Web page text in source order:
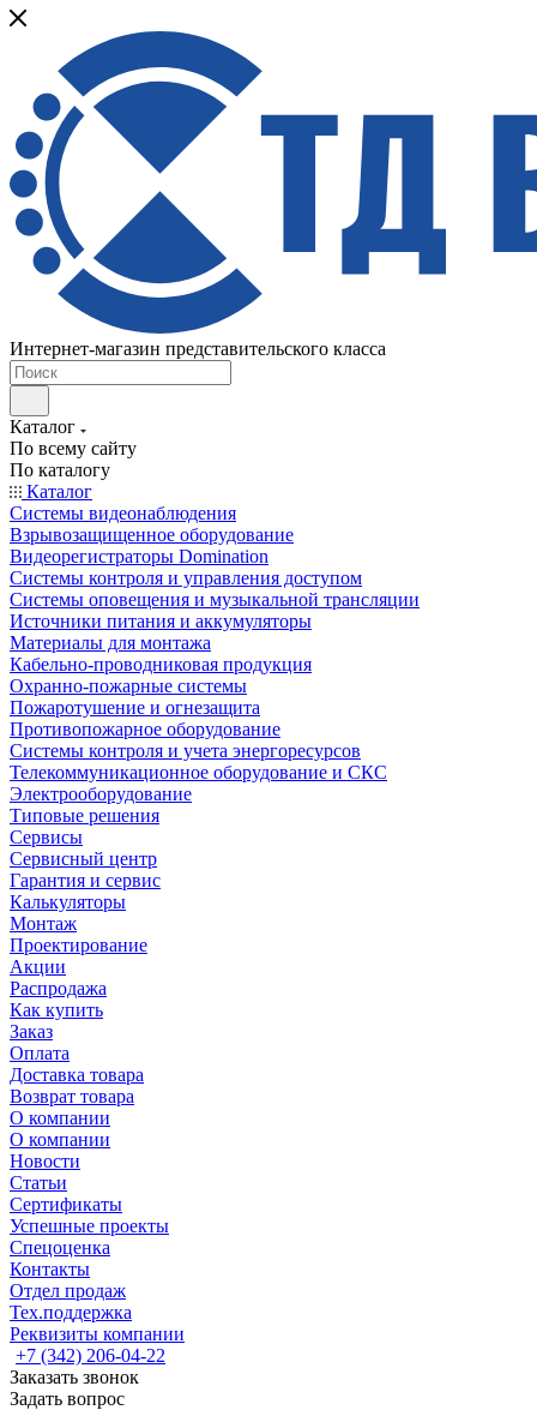
Интернет-магазин представительского класса
Каталог
По всему сайту
По каталогу
Каталог
Системы видеонаблюдения
Взрывозащищенное оборудование
Видеорегистраторы Domination
Системы контроля и управления доступом
Системы оповещения и музыкальной трансляции
Источники питания и аккумуляторы
Материалы для монтажа
Кабельно-проводниковая продукция
Охранно-пожарные системы
Пожаротушение и огнезащита
Противопожарное оборудование
Системы контроля и учета энергоресурсов
Телекоммуникационное оборудование и СКС
Электрооборудование
Типовые решения
Сервисы
Сервисный центр
Гарантия и сервис
Калькуляторы
Монтаж
Проектирование
Акции
Распродажа
Как купить
Заказ
Оплата
Доставка товара
Возврат товара
О компании
О компании
Новости
Статьи
Сертификаты
Успешные проекты
Спецоценка
Контакты
Отдел продаж
Тех.поддержка
Реквизиты компании
+7 (342) 206-04-22
Заказать звонок
Задать вопрос